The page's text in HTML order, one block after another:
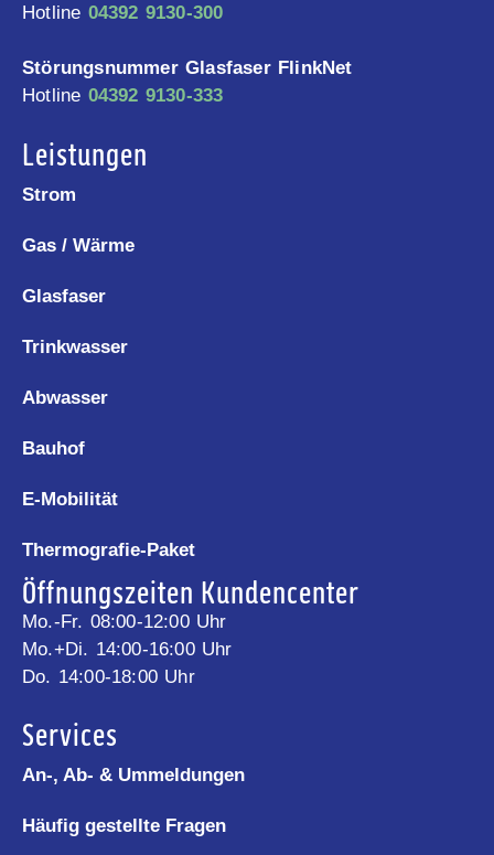
Hotline 04392 9130-300
Störungsnummer Glasfaser FlinkNet
Hotline 04392 9130-333
Leistungen
Strom
Gas / Wärme
Glasfaser
Trinkwasser
Abwasser
Bauhof
E-Mobilität
Thermografie-Paket
Öffnungszeiten Kundencenter
Mo.-Fr. 08:00-12:00 Uhr
Mo.+Di. 14:00-16:00 Uhr
Do. 14:00-18:00 Uhr
Services
An-, Ab- & Ummeldungen
Häufig gestellte Fragen